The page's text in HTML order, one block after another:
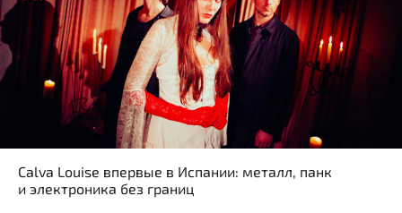
Calva Louise впервые в Испании: металл, панк
и электроника без границ